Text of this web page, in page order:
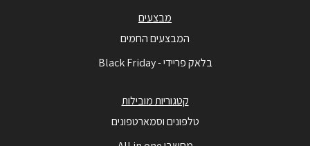
מבצעים
המבצעים החמים
בלאק פריידי - Black Friday
קטגוריות מובילות
טלפונים וסמארטפונים